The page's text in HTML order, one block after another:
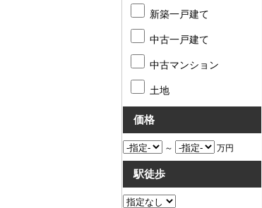
新築一戸建て
中古一戸建て
中古マンション
土地
価格
～ 万円
駅徒歩